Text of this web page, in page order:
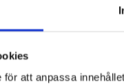
att anpassa